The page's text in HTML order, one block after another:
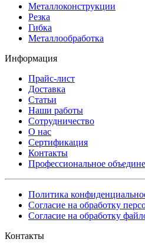
Металлоконструкции
Резка
Гибка
Металлообработка
Информация
Прайс-лист
Доставка
Статьи
Наши работы
Сотрудничество
О нас
Сертификация
Контакты
Профессиональное
Политика
Согласие на обработку
Согласие на обработку
Контакты